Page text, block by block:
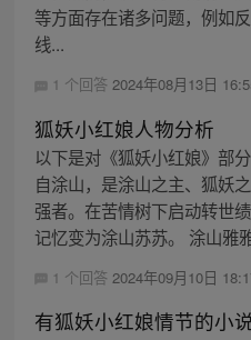
等方面存在诸多问题，例如
线...
1 个回答 2024年08月13日
狐妖小红娘人物分析
以下是对《狐妖小红娘》部
自涂山，是涂山之主、狐妖
强者。在苦情树下启动转世
记忆变为涂山苏苏。 涂山雅
1 个回答 2024年09月10日
有狐妖小红娘情节的小